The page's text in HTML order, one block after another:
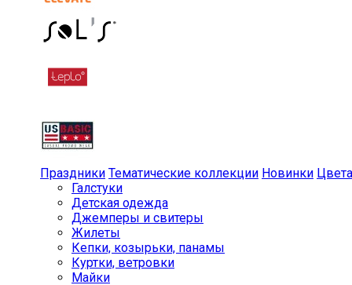
Праздники Тематические коллекции Новинки Цвета
Галстуки
Детская одежда
Джемперы и свитеры
Жилеты
Кепки, козырьки, панамы
Куртки, ветровки
Майки